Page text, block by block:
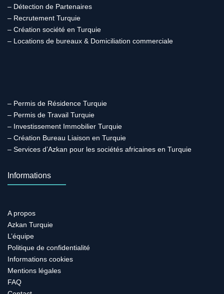
– Détection de Partenaires
– Recrutement Turquie
– Création société en Turquie
– Locations de bureaux & Domiciliation commerciale
– Permis de Résidence Turquie
– Permis de Travail Turquie
– Investissement Immobilier Turquie
– Création Bureau Liaison en Turquie
– Services d’Azkan pour les sociétés africaines en Turquie
Informations
A propos
Azkan Turquie
L’équipe
Politique de confidentialité
Informations cookies
Mentions légales
FAQ